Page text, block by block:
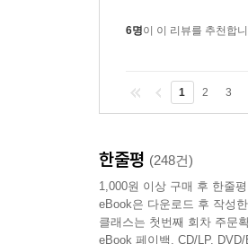
6명이 이 리뷰를 추천합니
1 2 3
한줄평 (248건)
1,000원 이상 구매 후 한줄
eBook은 다운로드 후 작성
클래스는 첫번째 회차 주문
eBook 페이백, CD/LP,